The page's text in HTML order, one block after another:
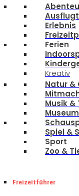
Erlebnis
Ferien
Kreativ
Natur &
Musik &
Museum
Spiel &
Sport
Zoo &
Freizeitführer